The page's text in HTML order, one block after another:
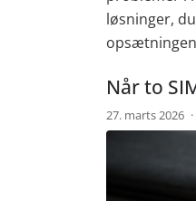
løsninger,
Når to
27. marts 2026 ·